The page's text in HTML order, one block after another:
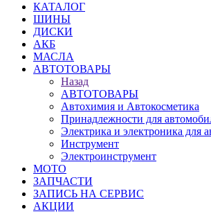
КАТАЛОГ
ШИНЫ
ДИСКИ
АКБ
МАСЛА
АВТОТОВАРЫ
Назад
АВТОТОВАРЫ
Автохимия и Автокосметика
Принадлежности для
Электрика и электроника для
Инструмент
Электроинструмент
МОТО
ЗАПЧАСТИ
ЗАПИСЬ НА СЕРВИС
АКЦИИ